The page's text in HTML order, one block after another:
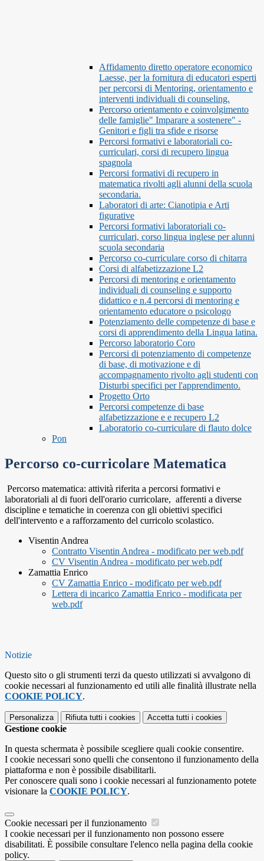
Affidamento diretto operatore economico
Laesse, per la fornitura di educatori esperti
per percorsi di Mentoring, orientamento e
interventi individuali di counseling.
Percorso orientamento e coinvolgimento
delle famiglie" Imparare a sostenere" -
Genitori e figli tra sfide e risorse
Percorsi formativi e laboratoriali co-
curriculari, corsi di recupero lingua
spagnola
Percorsi formativi di recupero in
matematica rivolti agli alunni della scuola
secondaria.
Laboratori di arte: Cianotipia e Arti
figurative
Percorsi formativi laboratoriali co-
curriculari, corso lingua inglese per alunni
scuola secondaria
Percorso co-curriculare corso di chitarra
Corsi di alfabetizzazione L2
Percorsi di mentoring e orientamento
individuali di counseling e supporto
didattico e n.4 percorsi di mentoring e
orientamento educatore o psicologo
Potenziamento delle competenze di base e
corsi di apprendimento della Lingua latina.
Percorso laboratorio Coro
Percorsi di potenziamento di competenze
di base, di motivazione e di
accompagnamento rivolto agli studenti con
Disturbi specifici per l'apprendimento.
Progetto Orto
Percorsi competenze di base
alfabetizzazione e e recupero L2
Laboratorio co-curriculare di flauto dolce
Pon
Percorso co-curricolare Matematica
Percorso matematica: attività riferita a percorsi formativi e
laboratoriali al di fuori dell'orario curricolare, afferenti a diverse
discipline e tematiche in coerenza con gli obiettivi specifici
dell'intervento e a rafforzamento del curricolo scolastico.
Visentin Andrea
Contratto Visentin Andrea - modificato per web.pdf
CV Visentin Andrea - modificato per web.pdf
Zamattia Enrico
CV Zamattia Enrico - modificato per web.pdf
Lettera di incarico Zamattia Enrico - modificata per
web.pdf
Notizie
Questo sito o gli strumenti terzi da questo utilizzati si avvalgono di
cookie necessari al funzionamento ed utili alle finalità illustrate nella
COOKIE POLICY.
Personalizza Rifiuta tutti i cookies Accetta tutti i cookies
Gestione cookie
In questa schermata è possibile scegliere quali cookie consentire.
I cookie necessari sono quelli che consentono il funzionamento della
piattaforma e non è possibile disabilitarli.
Per conoscere quali sono i cookie necessari al funzionamento potete
visionare la COOKIE POLICY.
Cookie necessari per il funzionamento
I cookie necessari per il funzionamento non possono essere
disabilitati. È possibile consultare l'elenco nella pagina della cookie
policy.